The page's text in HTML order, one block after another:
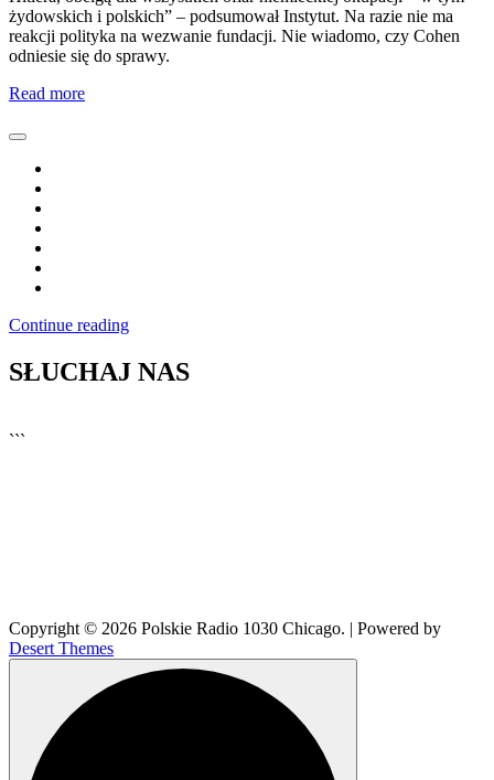
żydowskich i polskich” – podsumował Instytut. Na razie nie ma
reakcji polityka na wezwanie fundacji. Nie wiadomo, czy Cohen
odniesie się do sprawy.
Read more
Continue reading
SŁUCHAJ NAS
```
Copyright © 2026 Polskie Radio 1030 Chicago. | Powered by
Desert Themes